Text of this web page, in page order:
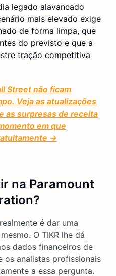
legado alavancado
mais elevado exige
de forma limpa, que
do previsto e que a
tração competitiva
Street não ficam
Veja as atualizações
as surpresas de receita
em que
→
na Paramount
é dar uma
O TIKR lhe dá
dados financeiros de
os analistas profissionais
a essa pergunta.